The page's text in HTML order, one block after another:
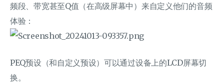
频段、带宽甚至Q值（在高级屏幕中）来自定义他们的音频
体验：
PEQ预设（和自定义预设）可以通过设备上的LCD屏幕切
换。